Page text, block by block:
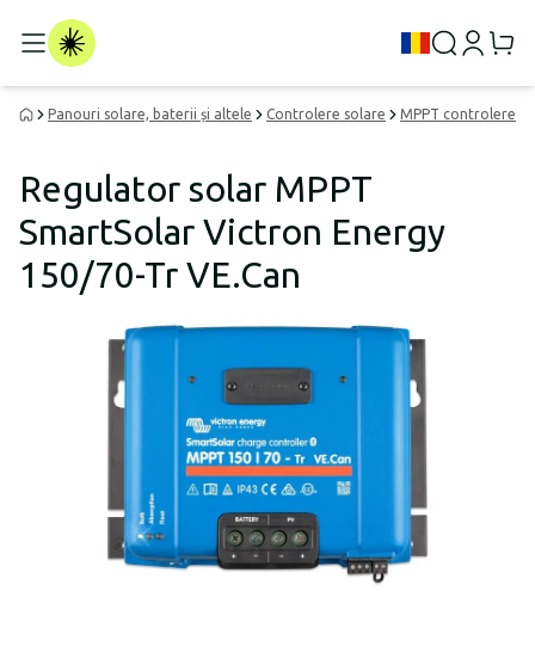
Panouri solare, baterii și altele Controlere solare MPPT controlere
Regulator solar MPPT
SmartSolar Victron Energy
150/70-Tr VE.Can